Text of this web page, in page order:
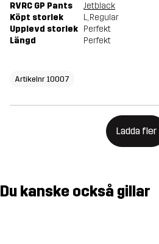
RVRC GP Pants
Jetblack
Köpt storlek
L, Regular
Upplevd storlek Perfekt
Längd
Perfekt
Artikelnr 10007
Ladda fler
Du kanske också gillar